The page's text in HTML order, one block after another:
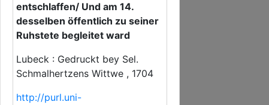
entschlaffen/ Und am 14.
desselben öffentlich zu seiner
Ruhstete begleitet ward
Lubeck : Gedruckt bey Sel.
Schmalhertzens Wittwe , 1704
http://purl.uni-